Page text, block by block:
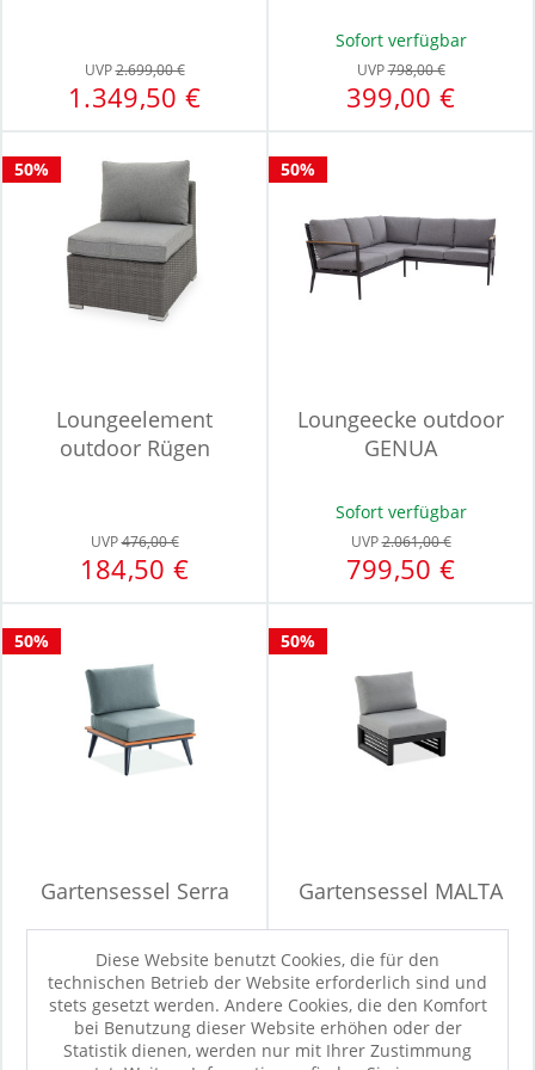
UVP2.699,00 €
1.349,50 €
Sofort verfügbar
UVP798,00 €
399,00 €
50%
Loungeelement
outdoor Rügen
UVP476,00 €
184,50 €
50%
Loungeecke outdoor
GENUA
Sofort verfügbar
UVP2.061,00 €
799,50 €
50%
Gartensessel Serra
Sofort verfügbar
UVP1.099,00 €
549,50 €
50%
Gartensessel MALTA
UVP959,00 €
479,50 €
Diese Website benutzt Cookies, die für den
technischen Betrieb der Website erforderlich sind und
stets gesetzt werden. Andere Cookies, die den Komfort
bei Benutzung dieser Website erhöhen oder der
Statistik dienen, werden nur mit Ihrer Zustimmung